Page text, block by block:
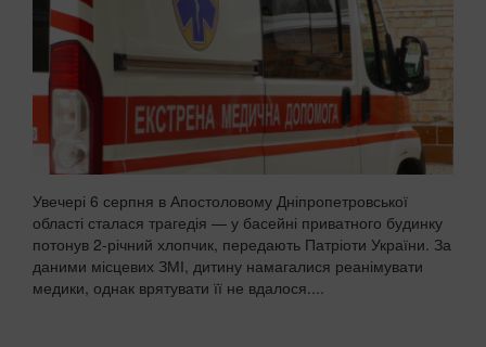
Увечері 6 серпня в Апостоловому Дніпропетровської
області сталася трагедія — у басейні приватного будинку
потонув 2-річний хлопчик, передають Патріоти України. За
даними місцевих ЗМІ, дитину намагалися реанімувати
медики, однак врятувати її не вдалося....